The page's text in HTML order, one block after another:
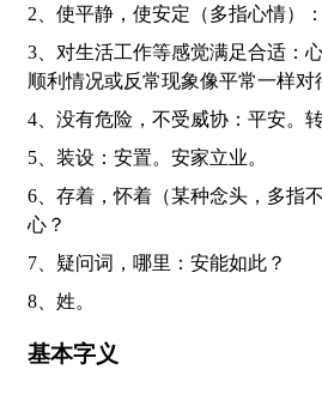
2、使平静，使安定（多指心情）
3、对生活工作等感觉满足合适：心安。安之若素（遇到不
顺利情况或反常现象像平常一样对
4、没有危险，不受威协：平安。
5、装设：安置。安家立业。
6、存着，怀着（某种念头，多指不好的）：他安的什么
心？
7、疑问词，哪里：安能如此？
8、姓。
基本字义